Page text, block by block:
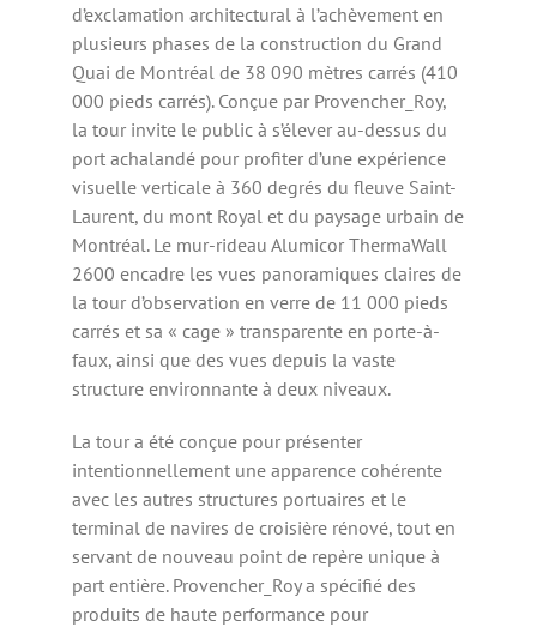
d’exclamation architectural à l’achèvement en
plusieurs phases de la construction du Grand
Quai de Montréal de 38 090 mètres carrés (410
000 pieds carrés). Conçue par Provencher_Roy,
la tour invite le public à s’élever au-dessus du
port achalandé pour profiter d’une expérience
visuelle verticale à 360 degrés du fleuve Saint-
Laurent, du mont Royal et du paysage urbain de
Montréal. Le mur-rideau Alumicor ThermaWall
2600 encadre les vues panoramiques claires de
la tour d’observation en verre de 11 000 pieds
carrés et sa « cage » transparente en porte-à-
faux, ainsi que des vues depuis la vaste
structure environnante à deux niveaux.
La tour a été conçue pour présenter
intentionnellement une apparence cohérente
avec les autres structures portuaires et le
terminal de navires de croisière rénové, tout en
servant de nouveau point de repère unique à
part entière. Provencher_Roy a spécifié des
produits de haute performance pour